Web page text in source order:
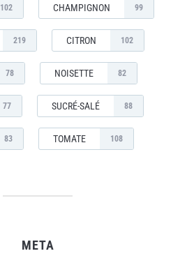
102 CHAMPIGNON 99
219 CITRON 102
78 NOISETTE 82
77 SUCRÉ-SALÉ 88
83 TOMATE 108
META